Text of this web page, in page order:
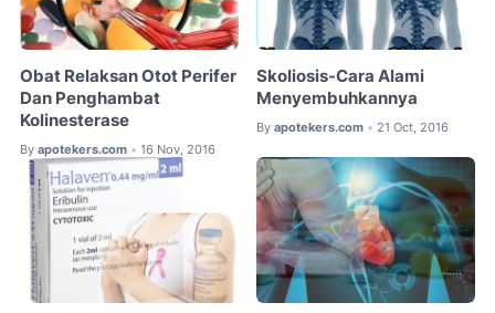
Obat Relaksan Otot Perifer
Dan Penghambat
Kolinesterase
By apotekers.com • 16 Nov, 2016
Skoliosis-Cara Alami
Menyembuhkannya
By apotekers.com • 21 Oct, 2016